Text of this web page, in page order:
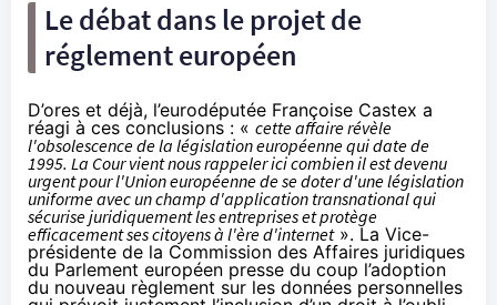
Le débat dans le projet de
réglement européen
D’ores et déjà, l’eurodéputée Françoise Castex a
réagi à ces conclusions : « cette affaire révèle
l'obsolescence de la législation européenne qui date de
1995. La Cour vient nous rappeler ici combien il est devenu
urgent pour l'Union européenne de se doter d'une législation
uniforme avec un champ d'application transnational qui
sécurise juridiquement les entreprises et protège
efficacement ses citoyens à l'ère d'internet». La Vice-
présidente de la Commission des Affaires juridiques
du Parlement européen presse du coup l’adoption
du nouveau règlement sur les données personnelles